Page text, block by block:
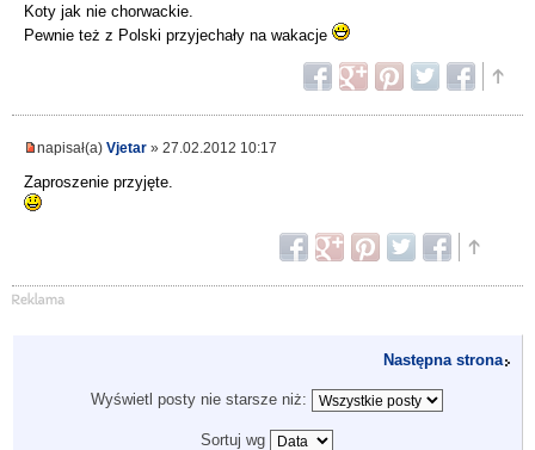
Koty jak nie chorwackie.
Pewnie też z Polski przyjechały na wakacje
napisał(a) Vjetar » 27.02.2012 10:17
Zaproszenie przyjęte.
Następna strona
Wyświetl posty nie starsze niż:
Sortuj wg